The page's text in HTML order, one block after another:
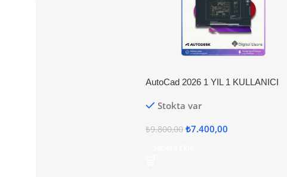
AutoCad 2026 1 YIL 1 KULLANICI
Stokta var
₺9.800,00 ₺7.400,00